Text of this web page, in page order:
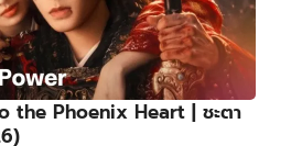
the Phoenix Heart | ชะตา